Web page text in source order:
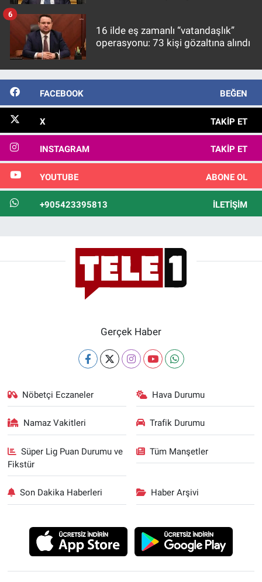
16 ilde eş zamanlı “vatandaşlık”
operasyonu: 73 kişi gözaltına alındı
6
FACEBOOK BEĞEN
X TAKIP ET
INSTAGRAM TAKIP ET
YOUTUBE ABONE OL
+905423395813 İLETIŞIM
Gerçek Haber
Nöbetçi Eczaneler Hava Durumu
Namaz Vakitleri Trafik Durumu
Süper Lig Puan Durumu ve
Fikstür
Tüm Manşetler
Son Dakika Haberleri Haber Arşivi